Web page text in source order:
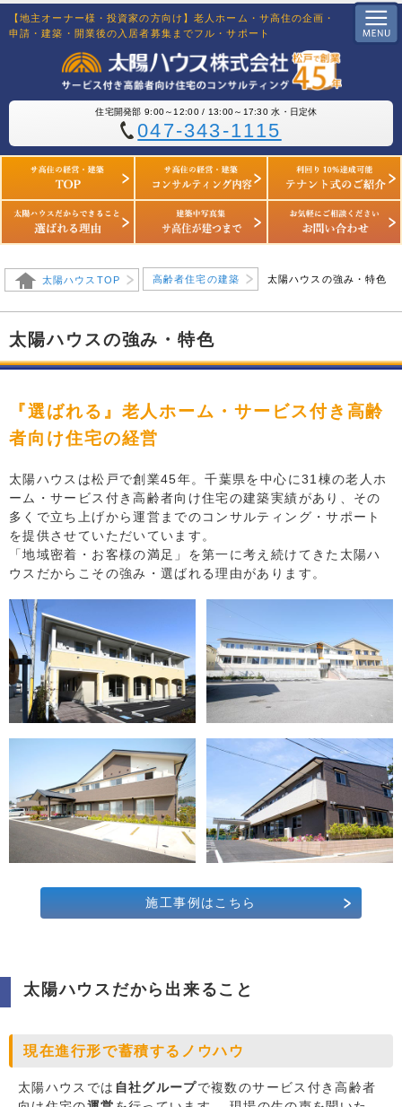
【地主オーナー様・投資家の方向け】老人ホーム・サ高住の企画・
申請・建築・開業後の入居者募集までフル・サポート
住宅開発部 9:00～12:00 / 13:00～17:30 水・日定休
047-343-1115
太陽ハウスTOP 高齢者住宅の建築 太陽ハウスの強み・特色
太陽ハウスの強み・特色
『選ばれる』老人ホーム・サービス付き高齢
者向け住宅の経営
太陽ハウスは松戸で創業45年。千葉県を中心に31棟の老人ホ
ーム・サービス付き高齢者向け住宅の建築実績があり、その
多くで立ち上げから運営までのコンサルティング・サポート
を提供させていただいています。
「地域密着・お客様の満足」を第一に考え続けてきた太陽ハ
ウスだからこその強み・選ばれる理由があります。
施工事例はこちら
太陽ハウスだから出来ること
現在進行形で蓄積するノウハウ
太陽ハウスでは 自社グループで複数のサービス付き高齢者